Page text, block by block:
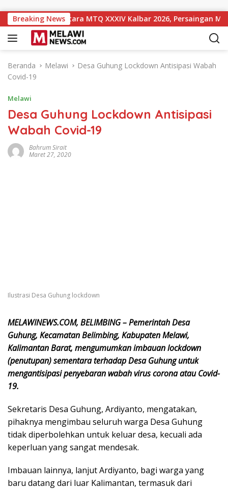
Breaking News
10 Sementara MTQ XXXIV Kalbar 2026, Persaingan Masih
Beranda Melawi
Desa Guhung Lockdown Antisipasi Wabah
Covid-19
Melawi
Desa Guhung Lockdown Antisipasi
Wabah Covid-19
Bahrum Sirait
Maret 27, 2020
Ilustrasi Desa Guhung lockdown
MELAWINEWS.COM, BELIMBING – Pemerintah Desa
Guhung, Kecamatan Belimbing, Kabupaten Melawi,
Kalimantan Barat, mengumumkan imbauan lockdown
(penutupan) sementara terhadap Desa Guhung untuk
mengantisipasi penyebaran wabah virus corona atau Covid-
19.
Sekretaris Desa Guhung, Ardiyanto, mengatakan,
pihaknya mengimbau seluruh warga Desa Guhung
tidak diperbolehkan untuk keluar desa, kecuali ada
keperluan yang sangat mendesak.
Imbauan lainnya, lanjut Ardiyanto, bagi warga yang
baru datang dari luar Kalimantan, termasuk dari